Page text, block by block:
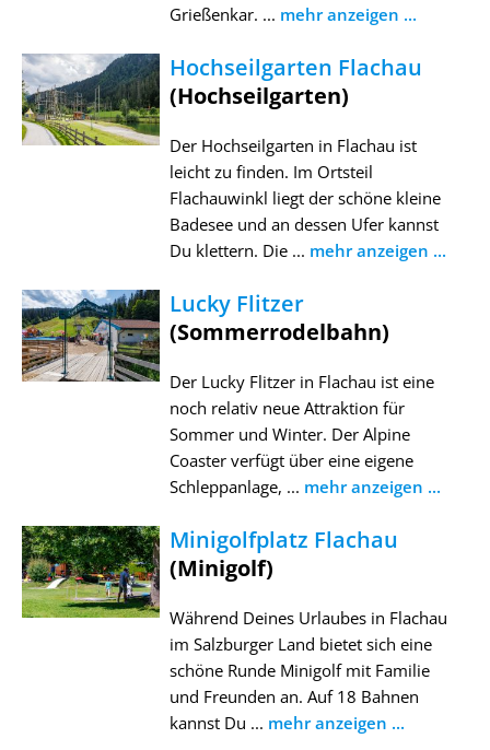
Grießenkar. ... mehr anzeigen ...
Hochseilgarten Flachau
(Hochseilgarten)
Der Hochseilgarten in Flachau ist
leicht zu finden. Im Ortsteil
Flachauwinkl liegt der schöne kleine
Badesee und an dessen Ufer kannst
Du klettern. Die ... mehr anzeigen ...
Lucky Flitzer
(Sommerrodelbahn)
Der Lucky Flitzer in Flachau ist eine
noch relativ neue Attraktion für
Sommer und Winter. Der Alpine
Coaster verfügt über eine eigene
Schleppanlage, ... mehr anzeigen ...
Minigolfplatz Flachau
(Minigolf)
Während Deines Urlaubes in Flachau
im Salzburger Land bietet sich eine
schöne Runde Minigolf mit Familie
und Freunden an. Auf 18 Bahnen
kannst Du ... mehr anzeigen ...